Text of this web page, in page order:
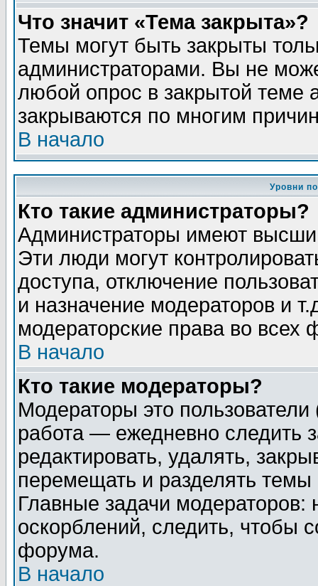
Что значит «Тема закрыта»?
Темы могут быть закрыты
администраторами. Вы не
любой опрос в закрытой теме
закрываются по многим
В начало
Уровни
Кто такие администраторы?
Администраторы имеют
Эти люди могут
доступа, отключение
и назначение модераторов и
модераторские права во всех
В начало
Кто такие модераторы?
Модераторы это
работа — ежедневно следить
редактировать, удалять,
перемещать и разделять
Главные задачи
оскорблений, следить, чтобы
форума.
В начало